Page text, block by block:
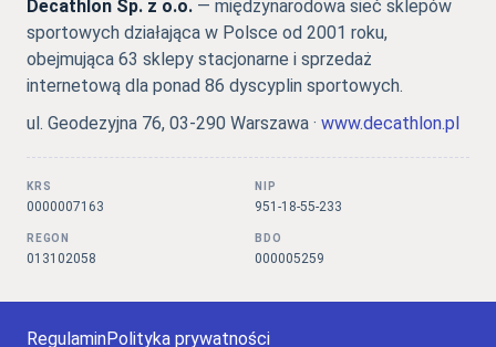
Decathlon Sp. z o.o. — międzynarodowa sieć sklepów
sportowych działająca w Polsce od 2001 roku,
obejmująca 63 sklepy stacjonarne i sprzedaż
internetową dla ponad 86 dyscyplin sportowych.
ul. Geodezyjna 76, 03-290 Warszawa · www.decathlon.pl
KRS
0000007163
NIP
951-18-55-233
REGON
013102058
BDO
000005259
RegulaminPolityka prywatności